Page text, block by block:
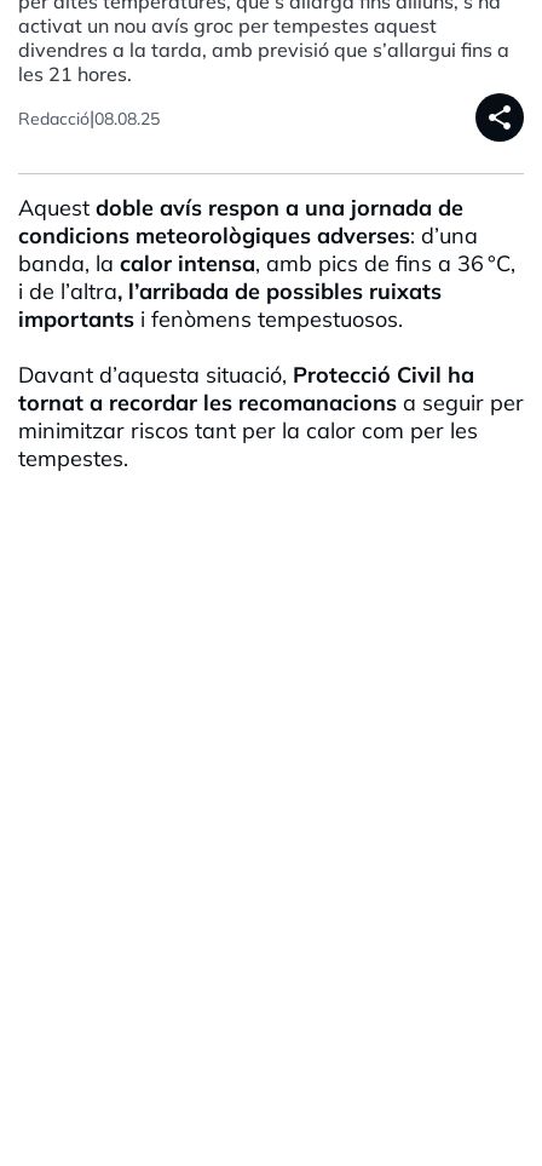
activat un nou avís groc per tempestes aquest
divendres a la tarda, amb previsió que s’allargui fins a
les 21 hores.
Redacció|08.08.25 share
Aquest doble avís respon a una jornada de
condicions meteorològiques adverses: d’una
banda, la calor intensa, amb pics de fins a 36 °C,
i de l’altra, l’arribada de possibles ruixats
importants i fenòmens tempestuosos.
Davant d’aquesta situació, Protecció Civil ha
tornat a recordar les recomanacions a seguir per
minimitzar riscos tant per la calor com per les
tempestes.